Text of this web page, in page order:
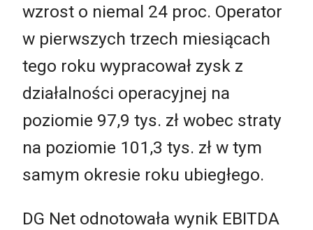
wzrost o niemal 24 proc. Operator
w pierwszych trzech miesiącach
tego roku wypracował zysk z
działalności operacyjnej na
poziomie 97,9 tys. zł wobec straty
na poziomie 101,3 tys. zł w tym
samym okresie roku ubiegłego.
DG Net odnotowała wynik EBITDA